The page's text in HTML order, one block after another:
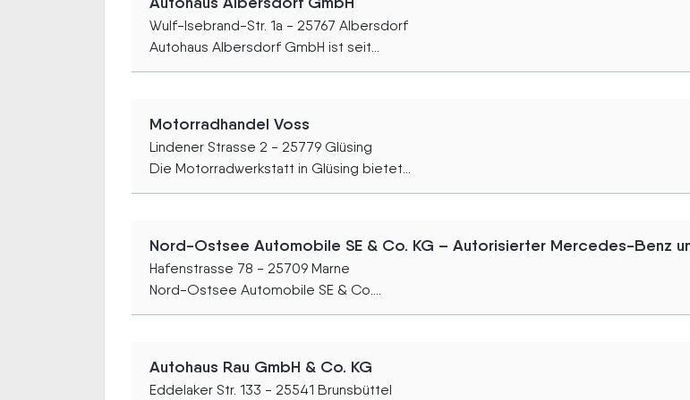
Wulf-Isebrand-Str. 1a - 25767 Albersdorf
Autohaus Albersdorf GmbH ist seit...
Motorradhandel Voss
Lindener Strasse 2 - 25779 Glüsing
Die Motorradwerkstatt in Glüsing bietet...
Nord-Ostsee Automobile SE & Co. KG – Autorisierter Mercedes-Benz
Hafenstrasse 78 - 25709 Marne
Nord-Ostsee Automobile SE & Co....
Autohaus Rau GmbH & Co. KG
Eddelaker Str. 133 - 25541 Brunsbüttel